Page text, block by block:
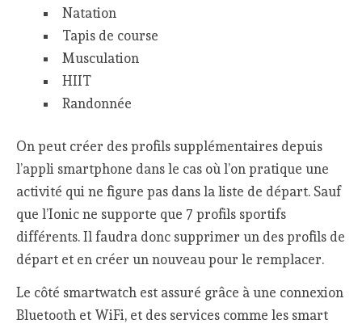
Natation
Tapis de course
Musculation
HIIT
Randonnée
On peut créer des profils supplémentaires depuis
l’appli smartphone dans le cas où l’on pratique une
activité qui ne figure pas dans la liste de départ. Sauf
que l’Ionic ne supporte que 7 profils sportifs
différents. Il faudra donc supprimer un des profils de
départ et en créer un nouveau pour le remplacer.
Le côté smartwatch est assuré grâce à une connexion
Bluetooth et WiFi, et des services comme les smart